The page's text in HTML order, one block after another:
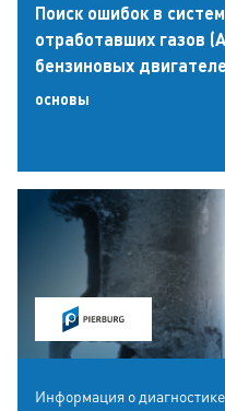
Поиск ошибок в
отработавших газов
бензиновых
основы
Информация о диагностике